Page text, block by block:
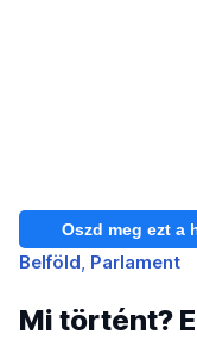
Oszd meg ezt a
Belföld Parlament
Mi történt?